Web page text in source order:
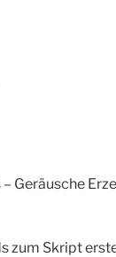
Geräusche
zum Skript